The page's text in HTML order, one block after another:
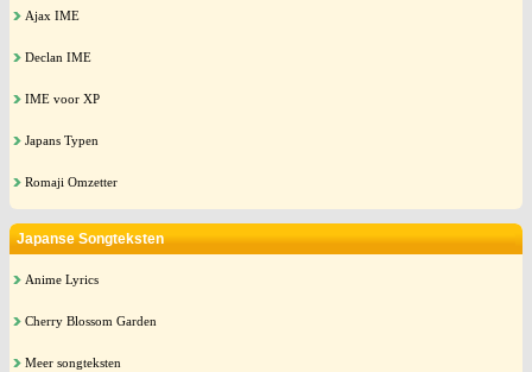
Ajax IME
Declan IME
IME voor XP
Japans Typen
Romaji Omzetter
Japanse Songteksten
Anime Lyrics
Cherry Blossom Garden
Meer songteksten